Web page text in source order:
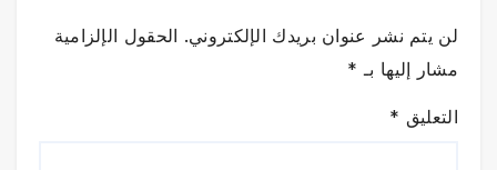
لن يتم نشر عنوان بريدك الإلكتروني. الحقول الإلزامية
مشار إليها بـ *
التعليق *